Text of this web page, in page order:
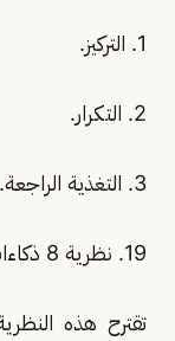
1. التركيز.
2. التكرار.
3. التغذية الراجعة.
19. نظرية 8 ذكاءات ( نظرية جاردنر)
تقترح هذه